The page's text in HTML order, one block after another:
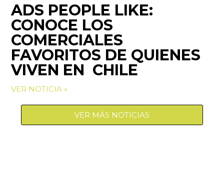
ADS PEOPLE LIKE:
CONOCE LOS
COMERCIALES
FAVORITOS DE QUIENES
VIVEN EN CHILE
VER NOTICIA »
VER MÁS NOTICIAS